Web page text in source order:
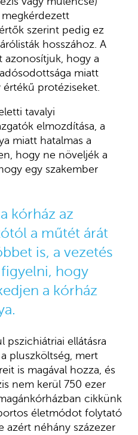
szerint pedig ez
hosszához. A
azonosítjuk, hogy a
miatt
protéziseket.
tavalyi
elmozdítása, a
miatt hatalmas a
hogy ne növeljék a
egy szakember
kórház az
a műtét árát
is, a vezetés
hogy
a kórház
pszichiátriai ellátásra
pluszköltség, mert
is magával hozza, és
nem kerül 750 ezer
cikkünk
életmódot folytató
azért néhány százezer